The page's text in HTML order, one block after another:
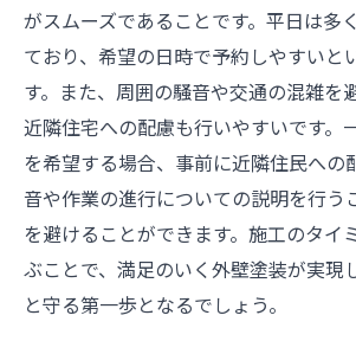
がスムーズであることです。平日は多
ており、希望の日時で予約しやすいと
す。また、周囲の騒音や交通の混雑を
近隣住宅への配慮も行いやすいです。
を希望する場合、事前に近隣住民への
音や作業の進行についての説明を行う
を避けることができます。施工のタイ
ぶことで、満足のいく外壁塗装が実現
と守る第一歩となるでしょう。